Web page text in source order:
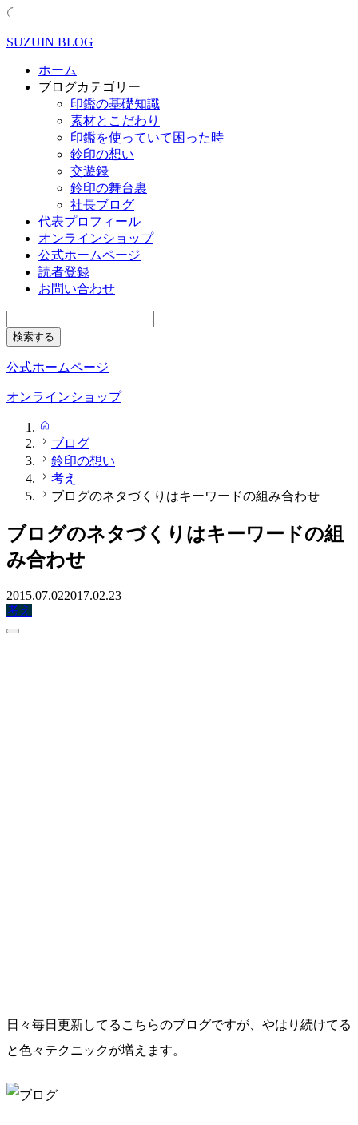
SUZUIN BLOG
ホーム
ブログカテゴリー
印鑑の基礎知識
素材とこだわり
印鑑を使っていて困った時
鈴印の想い
交遊録
鈴印の舞台裏
社長ブログ
代表プロフィール
オンラインショップ
公式ホームページ
読者登録
お問い合わせ
公式ホームページ
オンラインショップ
ブログ
鈴印の想い
考え
ブログのネタづくりはキーワードの組み合わせ
ブログのネタづくりはキーワードの組
み合わせ
2015.07.022017.02.23
考え
日々毎日更新してるこちらのブログですが、やはり続けてる
と色々テクニックが増えます。